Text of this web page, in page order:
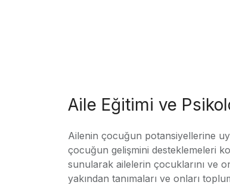
Aile Eğitimi ve
Ailenin çocuğun potansiyellerine
çocuğun gelişmini desteklemeleri
sunularak ailelerin çocuklarını ve
yakından tanımaları ve onları